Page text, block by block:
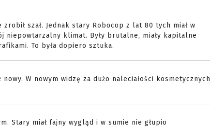
szał. Jednak stary Robocop z lat 80 tych miał w
klimat. Były brutalne, miały kapitalne
To była dopiero sztuka.
W nowym widzę za dużo naleciałości kosmetycznych
Stary miał fajny wygląd i w sumie nie głupio